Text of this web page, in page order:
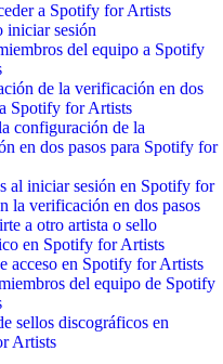
a Spotify for Artists
iniciar sesión
del equipo a Spotify
de la verificación en dos
Spotify for Artists
configuración de la
en dos pasos para Spotify for
al iniciar sesión en Spotify for
la verificación en dos pasos
a otro artista o sello
en Spotify for Artists
acceso en Spotify for Artists
del equipo de Spotify
sellos discográficos en
Artists